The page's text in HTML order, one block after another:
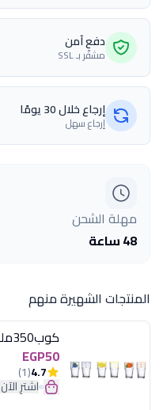
دفع آمن
مشفّر بـ SSL
إرجاع خلال 30 يومًا
إرجاع سهل
مهلة الشحن
48 ساعة
المنتجات الشهيرة منهم
كوب350مللى ورد هيريفين
EGP50
4.7
(1)
اشترِ الآن